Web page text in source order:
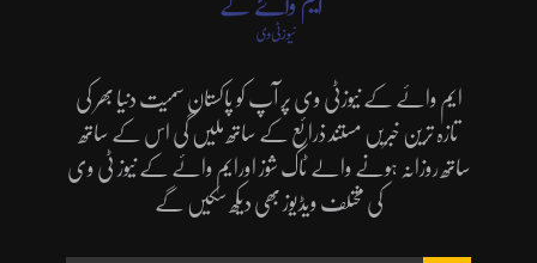
ایم وائے کے نیوزٹی وی پر آپ کو پاکستان سمیت دنیا بھر کی
تازہ ترین خبریں مستند ذرائع کے ساتھ ملیں گی اس کے ساتھ
ساتھ روزانہ ہونے والے ٹاک شوز اورایم وائے کے نیوز ٹی وی
کی مختلف ویڈیوز بھی دیکھ سکیں گے